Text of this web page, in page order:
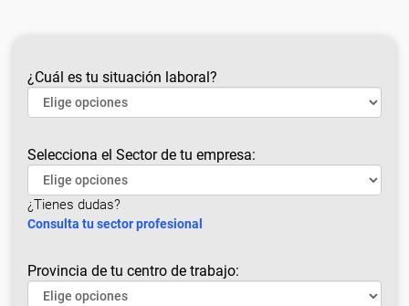
¿Cuál es tu situación laboral?
Selecciona el Sector de tu empresa:
¿Tienes dudas?
Consulta tu sector profesional
Provincia de tu centro de trabajo: